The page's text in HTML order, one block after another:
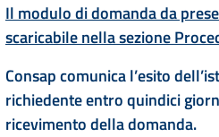
Il modulo di domanda da
scaricabile nella sezione
Consapcomunica l’esito
richiedente entro quindici
ricevimento della domanda.